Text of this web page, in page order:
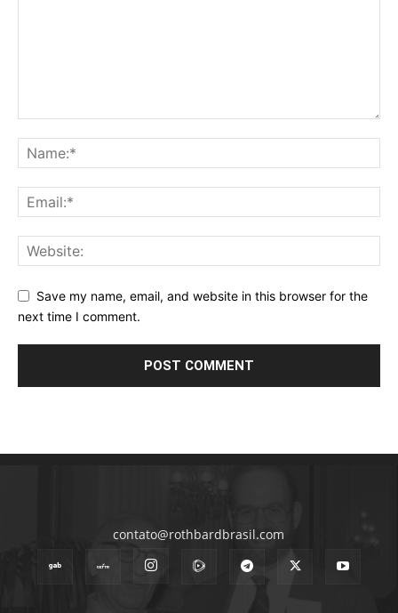
Save my name, email, and website in this browser for the
next time I comment.
contato@rothbardbrasil.com